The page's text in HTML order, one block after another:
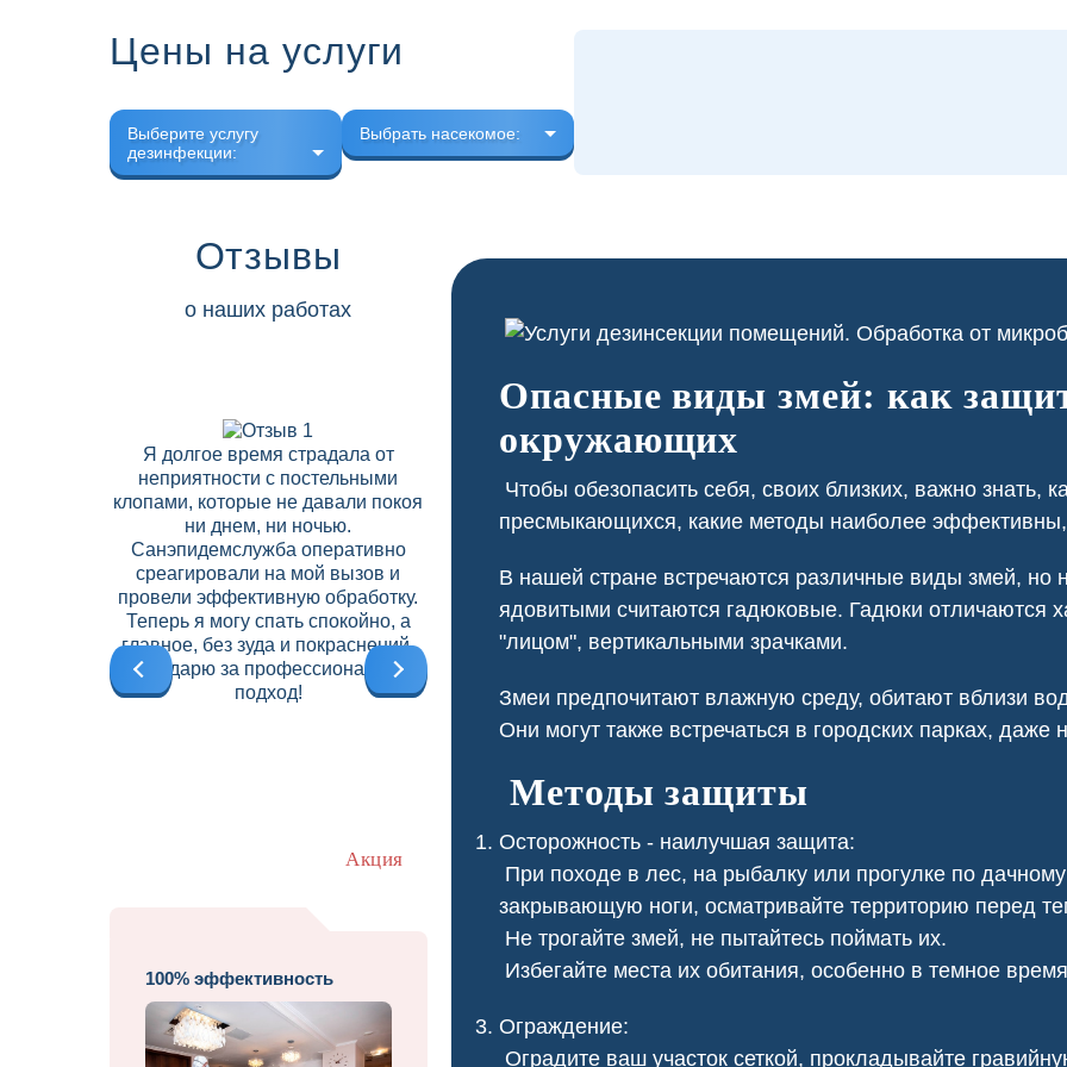
Цены на услуги
Выберите услугу
дезинфекции:
Выбрать насекомое:
Отзывы
о наших работах
Я долгое время страдала от
неприятности с постельными
клопами, которые не давали покоя
ни днем, ни ночью.
Санэпидемслужба оперативно
среагировали на мой вызов и
провели эффективную обработку.
Теперь я могу спать спокойно, а
главное, без зуда и покраснений.
Благодарю за профессиональный
подход!
В нашем ресторане постоянно
скапливались тараканы из
соседних нежилых помещений.
Дезобработка заключили с нами
что позволило нам избавиться от
высокий уровень санитарной
безопасности.
была проблема с борщевиком,
который портил внешний вид и
представлял угрозу для здоровья.
химическую обработку участка,
обезопасив нашу территорию.
Акция
100% эффективность
Опасные виды змей: как
окружающих
Чтобы обезопасить себя, своих близких, важно знать,
пресмыкающихся, какие методы наиболее эффективны,
В нашей стране встречаются различные виды змей, но
ядовитыми считаются гадюковые. Гадюки отличаются
"лицом", вертикальными зрачками.
Змеи предпочитают влажную среду, обитают вблизи
Они могут также встречаться в городских парках, даже
Методы защиты
Осторожность - наилучшая защита:
При походе в лес, на рыбалку или прогулке по дачному
закрывающую ноги, осматривайте территорию перед
Не трогайте змей, не пытайтесь поймать их.
Избегайте места их обитания, особенно в темное
Ограждение:
Оградите ваш участок сеткой, прокладывайте